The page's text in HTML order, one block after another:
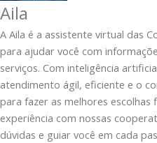
Aila
A Aila é a assistente virtual das
para ajudar você com
serviços. Com inteligência
atendimento ágil, eficiente e o
para fazer as melhores escolhas
experiência com nossas
dúvidas e guiar você em cada